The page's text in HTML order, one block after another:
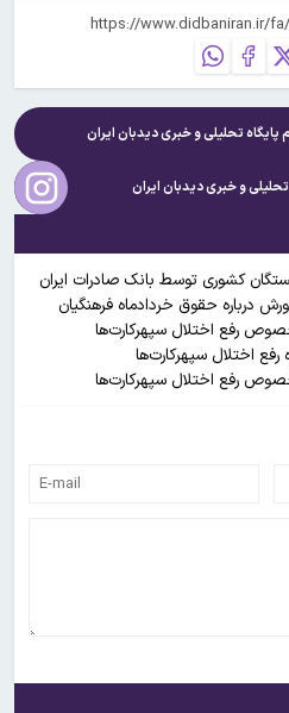
پایگاه تحلیلی و خبریدیدبان ایران
و خبریدیدبان ایران
کشوری توسط بانک صادرات ایران
درباره حقوق خردادماه فرهنگیان
رفع اختلال سپهرکارت‌ها
رفع اختلال سپهرکارت‌ها
رفع اختلال سپهرکارت‌ها